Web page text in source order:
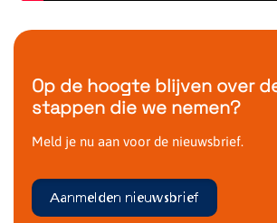
Op de hoogte blijven over
stappen die we nemen?
Meld je nu aan voor de nieuwsbrief.
Aanmelden nieuwsbrief